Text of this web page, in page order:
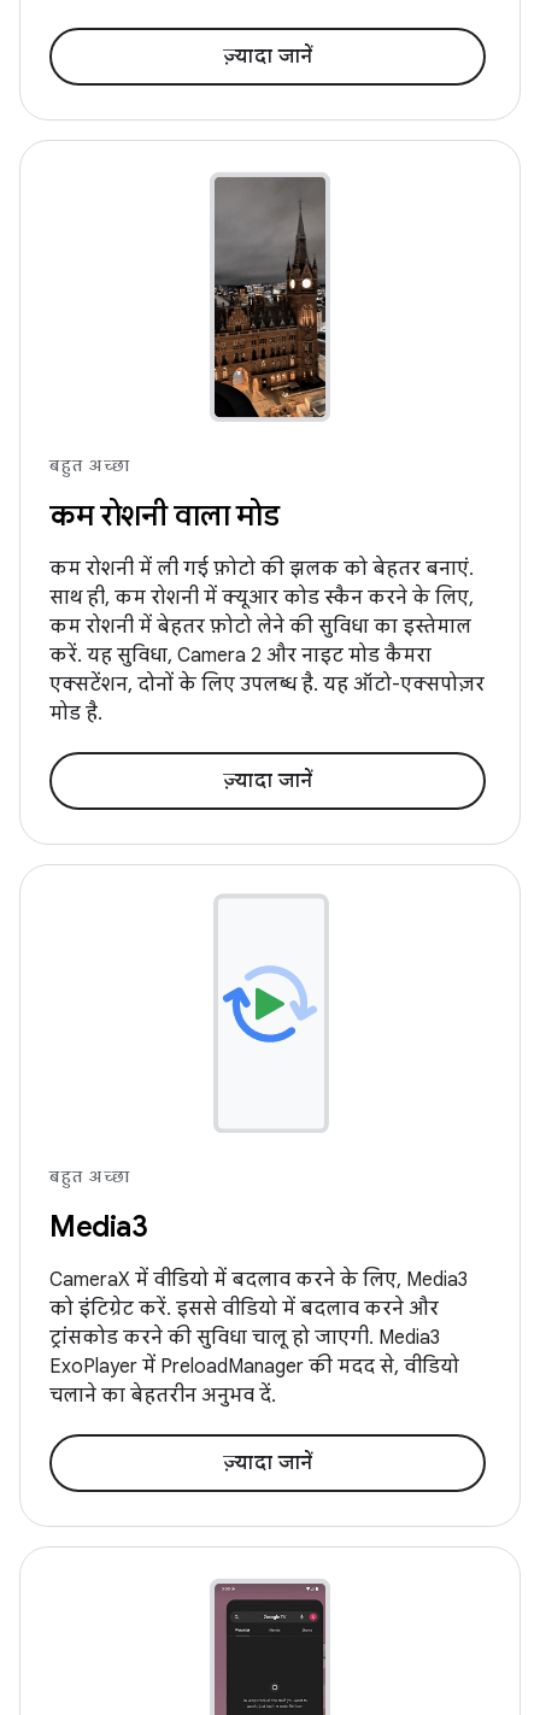
ज़्यादा जानें
बहुत अच्छा
कम रोशनी वाला मोड
कम रोशनी में ली गई फ़ोटो की झलक को बेहतर बनाएं.
साथ ही, कम रोशनी में क्यूआर कोड स्कैन करने के लिए,
कम रोशनी में बेहतर फ़ोटो लेने की सुविधा का इस्तेमाल
करें. यह सुविधा, Camera 2 और नाइट मोड कैमरा
एक्सटेंशन, दोनों के लिए उपलब्ध है. यह ऑटो-एक्सपोज़र
मोड है.
ज़्यादा जानें
बहुत अच्छा
Media3
CameraX में वीडियो में बदलाव करने के लिए, Media3
को इंटिग्रेट करें. इससे वीडियो में बदलाव करने और
ट्रांसकोड करने की सुविधा चालू हो जाएगी. Media3
ExoPlayer में PreloadManager की मदद से, वीडियो
चलाने का बेहतरीन अनुभव दें.
ज़्यादा जानें